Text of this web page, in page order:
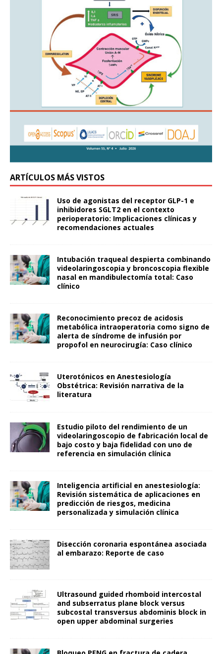
ARTÍCULOS MÁS VISTOS
Uso de agonistas del receptor GLP-1 e
inhibidores SGLT2 en el contexto
perioperatorio: Implicaciones clínicas y
recomendaciones actuales
Intubación traqueal despierta combinando
videolaringoscopia y broncoscopia flexible
nasal en mandibulectomía total: Caso
clínico
Reconocimiento precoz de acidosis
metabólica intraoperatoria como signo de
alerta de síndrome de infusión por
propofol en neurocirugía: Caso clínico
Uterotónicos en Anestesiología
Obstétrica: Revisión narrativa de la
literatura
Estudio piloto del rendimiento de un
videolaringoscopio de fabricación local de
bajo costo y baja fidelidad con uno de
referencia en simulación clínica
Inteligencia artificial en anestesiología:
Revisión sistemática de aplicaciones en
predicción de riesgos, medicina
personalizada y simulación clínica
Disección coronaria espontánea asociada
al embarazo: Reporte de caso
Ultrasound guided rhomboid intercostal
and subserratus plane block versus
subcostal transversus abdominis block in
open upper abdominal surgeries